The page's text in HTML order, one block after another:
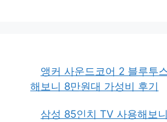
앵커 사운드코어 2 블루투
해보니 8만원대 가성비 후기
삼성 85인치 TV 사용해보